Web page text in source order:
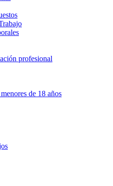
profesional
de 18 años